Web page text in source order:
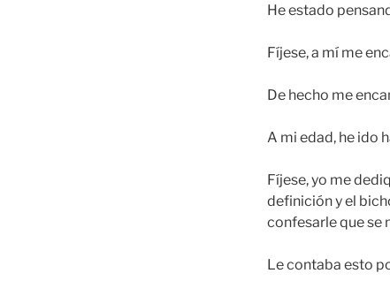
He estado
Fíjese, a mí me
De hecho me
A mi edad, he ido
Fíjese, yo me
definición y el
confesarle que se
Le contaba esto